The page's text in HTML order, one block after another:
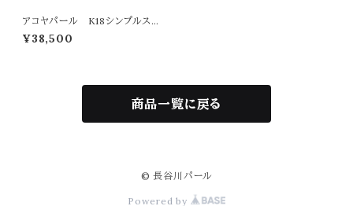
アコヤパール K18シンプルスル
ーペンダント
¥38,500
商品一覧に戻る
© 長谷川パール
Powered by